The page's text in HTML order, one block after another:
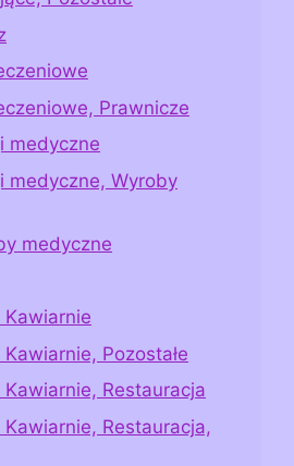
Prawnicze
medyczne
medyczne, Wyroby
medyczne
Pozostałe
Restauracja
Restauracja,